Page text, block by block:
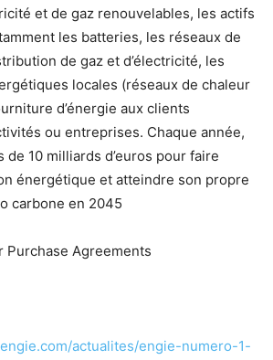
et de gaz renouvelables, les actifs
les batteries, les réseaux de
de gaz et d’électricité, les
locales (réseaux de chaleur
d’énergie aux clients
ou entreprises. Chaque année,
de 10 milliards d’euros pour faire
énergétique et atteindre son propre
carbone en 2045
Purchase Agreements
actualites/engie-numero-1-